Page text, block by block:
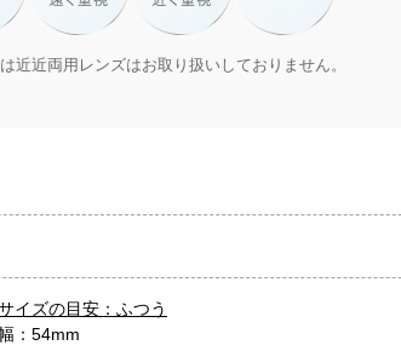
イズの目安：ふつう
：54mm
近近両用レンズはお取り扱いしておりません。